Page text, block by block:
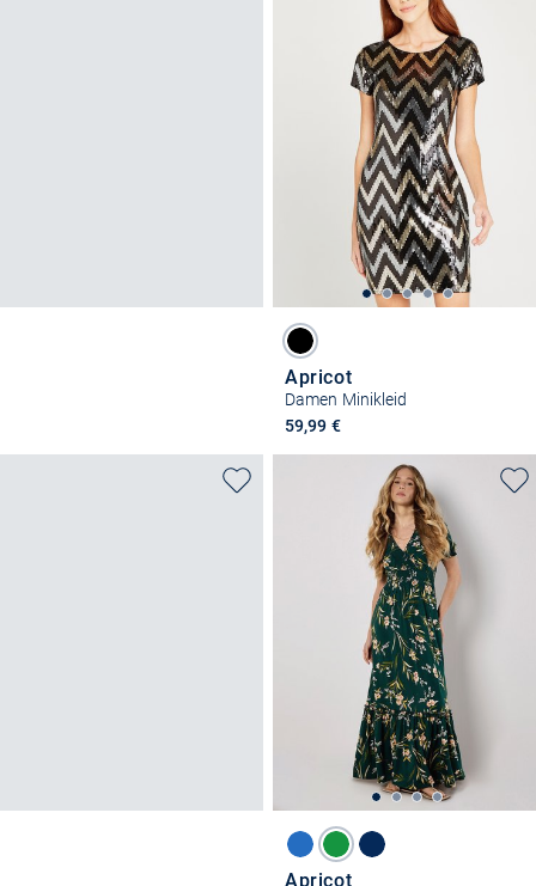
Apricot
Damen Minikleid
59,99 €
Apricot